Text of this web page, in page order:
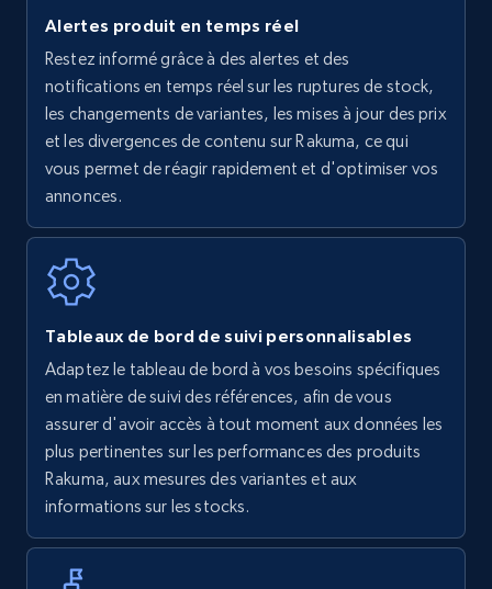
Amazon Reviews
URL, Product name, Product rating, Product
rating object, Product rating max, Rating,
Author name, Asin, and more.
Walmart - products
URL, Final price, Sku, Currency, Gtin,
Specifications, Image urls, Top reviews, and
more.
876+
Walmart - products - Find new products by
Alertes produit en temps réel
Restez informé grâce à des alertes et des
notifications en temps réel sur les ruptures de stock,
les changements de variantes, les mises à jour des prix
et les divergences de contenu sur Rakuma, ce qui
vous permet de réagir rapidement et d'optimiser vos
annonces.
Tableaux de bord de suivi personnalisables
Adaptez le tableau de bord à vos besoins spécifiques
en matière de suivi des références, afin de vous
assurer d'avoir accès à tout moment aux données les
plus pertinentes sur les performances des produits
Rakuma, aux mesures des variantes et aux
informations sur les stocks.